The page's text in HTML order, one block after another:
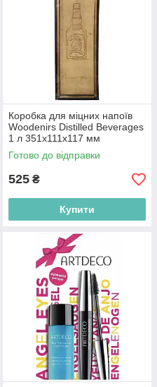
Коробка для міцних напоїв
Woodenirs Distilled Beverages
1 л 351х111х117 мм
(4821314449929)
Готово до відправки
525 ₴
Купити